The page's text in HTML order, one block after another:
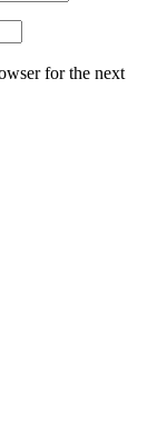
for the next